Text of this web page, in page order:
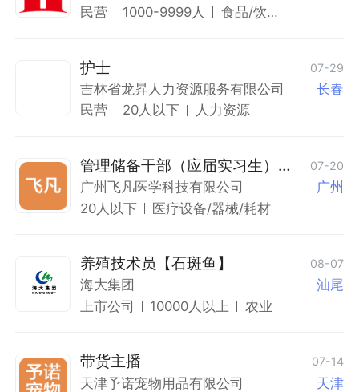
民营
1000-9999人
食品/饮品/
护士 07-29
吉林省龙昇人力资源服务有限公司
长春
民营
20人以下 人力资源
管理储备干部（应届实习生）招
聘
07-20
广州飞凡医学科技有限公司
广州
20人以下
医疗设备/器械/耗材
养殖技术员【石斑鱼】 08-07
海大集团
汕尾
上市公司
10000人以上 农业
带货主播 07-14
天津予诺宠物用品有限公司
天津